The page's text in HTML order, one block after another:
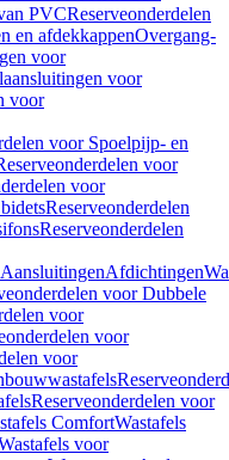
PVCReserveonderdelen
en afdekkappenOvergang-
voor
voor
voor
voor Spoelpijp- en
voor
voor
Reserveonderdelen
Reserveonderdelen
AansluitingenAfdichtingen
voor Dubbele
voor
voor
voor
Reserveonderdelen voor
ComfortWastafels
voor